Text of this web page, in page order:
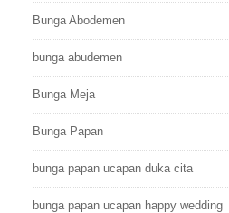
Bunga Abodemen
bunga abudemen
Bunga Meja
Bunga Papan
bunga papan ucapan duka cita
bunga papan ucapan happy wedding